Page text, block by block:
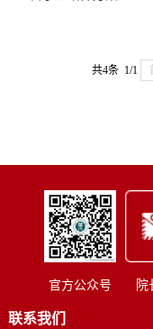
共4条 1/1
官方公众号 院
联系我们